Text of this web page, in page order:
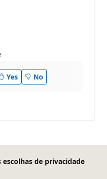
Yes No
escolhas de privacidade